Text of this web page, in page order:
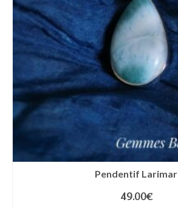
Pendentif Larimar
49.00€